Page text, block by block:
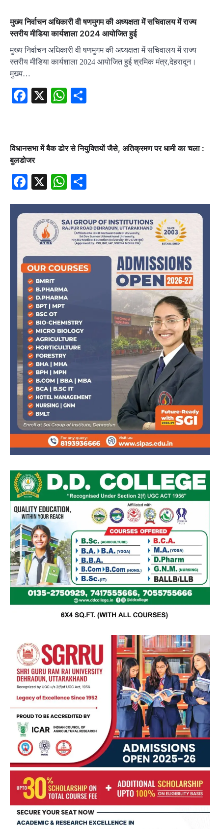
मुख्य निर्वाचन अधिकारी वी षणमुगम की अध्यक्षता में सचिवालय में राज्य
स्तरीय मीडिया कार्यशाला 2024 आयोजित हुई
मुख्य निर्वाचन अधिकारी वी षणमुगम की अध्यक्षता में सचिवालय में राज्य
स्तरीय मीडिया कार्यशाला 2024 आयोजित हुई श्रमिक मंत्र,देहरादून।
मुख्य…
Facebook
X WhatsApp
विधानसभा में बैक डोर से नियुक्तियों जैसे, अतिक्रमण पर धामी का चला :
बुलडोजर
Facebook
X WhatsApp